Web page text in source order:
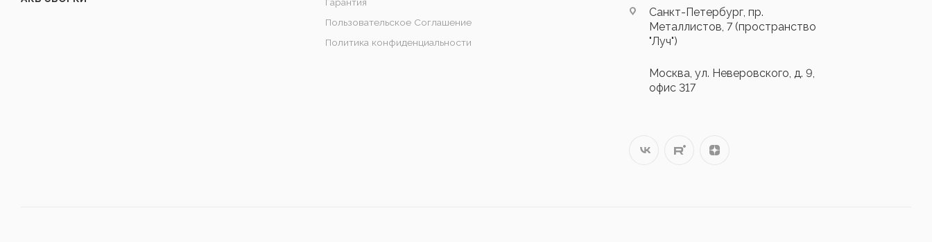
Пользовательское Соглашение
Политика конфиденциальности
Санкт-Петербург, пр.
Металлистов, 7 (пространство
"Луч")
Москва, ул. Неверовского, д. 9,
офис 317